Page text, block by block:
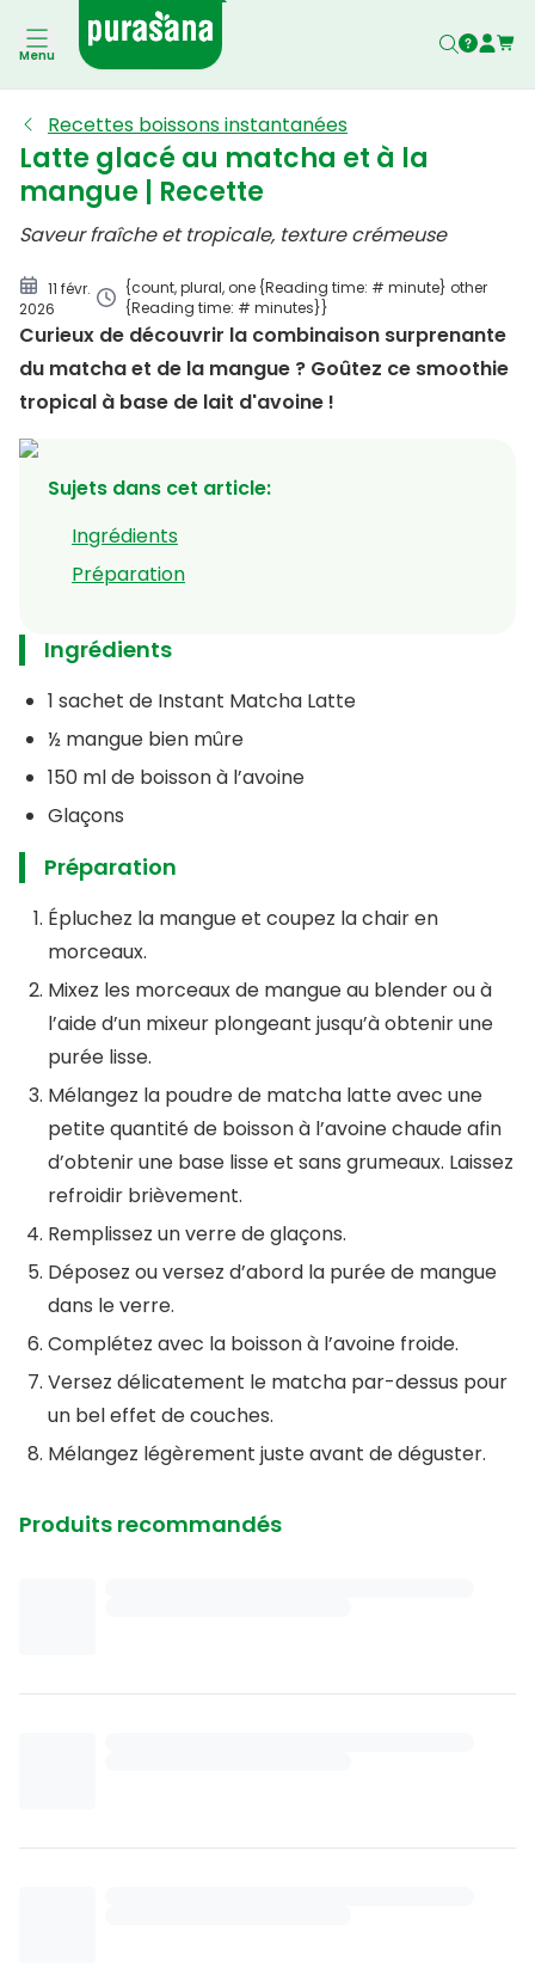
Menu
Recettes boissons instantanées
Latte glacé au matcha et à la
mangue | Recette
Saveur fraîche et tropicale, texture crémeuse
11 févr.
2026
{count, plural, one {Reading time: # minute} other
{Reading time: # minutes}}
Curieux de découvrir la combinaison surprenante
du matcha et de la mangue ? Goûtez ce smoothie
tropical à base de lait d'avoine !
Sujets dans cet article:
Ingrédients
Préparation
Ingrédients
Préparation
Ingrédients
1 sachet de Instant Matcha Latte
½ mangue bien mûre
150 ml de boisson à l’avoine
Glaçons
Préparation
Épluchez la mangue et coupez la chair en
morceaux.
Mixez les morceaux de mangue au blender ou à
l’aide d’un mixeur plongeant jusqu’à obtenir une
purée lisse.
Mélangez la poudre de matcha latte avec une
petite quantité de boisson à l’avoine chaude afin
d’obtenir une base lisse et sans grumeaux. Laissez
refroidir brièvement.
Remplissez un verre de glaçons.
Déposez ou versez d’abord la purée de mangue
dans le verre.
Complétez avec la boisson à l’avoine froide.
Versez délicatement le matcha par-dessus pour
un bel effet de couches.
Mélangez légèrement juste avant de déguster.
Produits recommandés